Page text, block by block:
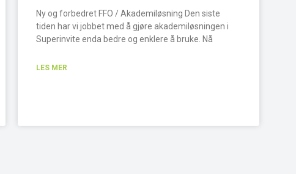
Ny og forbedret FFO / Akademiløsning Den siste
tiden har vi jobbet med å gjøre akademiløsningen i
Superinvite enda bedre og enklere å bruke. Nå
LES MER